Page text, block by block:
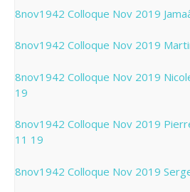
8nov1942 Colloque Nov 2019
8nov1942 Colloque Nov 2019
8nov1942 Colloque Nov 2019
19
8nov1942 Colloque Nov 2019
11 19
8nov1942 Colloque Nov 2019